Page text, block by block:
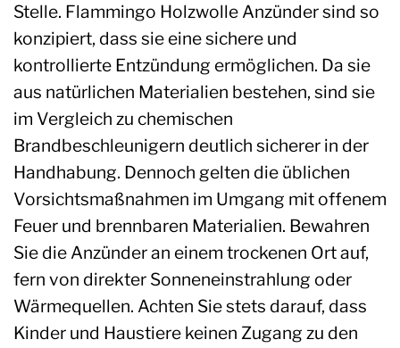
Stelle. Flammingo Holzwolle Anzünder sind so
konzipiert, dass sie eine sichere und
kontrollierte Entzündung ermöglichen. Da sie
aus natürlichen Materialien bestehen, sind sie
im Vergleich zu chemischen
Brandbeschleunigern deutlich sicherer in der
Handhabung. Dennoch gelten die üblichen
Vorsichtsmaßnahmen im Umgang mit offenem
Feuer und brennbaren Materialien. Bewahren
Sie die Anzünder an einem trockenen Ort auf,
fern von direkter Sonneneinstrahlung oder
Wärmequellen. Achten Sie stets darauf, dass
Kinder und Haustiere keinen Zugang zu den